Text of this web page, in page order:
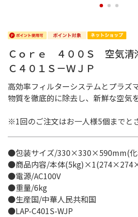
1 2 3
Ｃｏｒｅ ４００Ｓ 空気清
Ｃ４０１Ｓ－ＷＪＰ
高効率フィルターシステムとプラズ
物質を徹底的に除去し、新鮮な空気
※1回のご注文はお一人様5個までと
●包装サイズ/330×330×590mm(
●商品内容/本体
●電源/AC100V
●重量/6kg
●生産国/中華人民共和国
●LAP-C401S-WJP